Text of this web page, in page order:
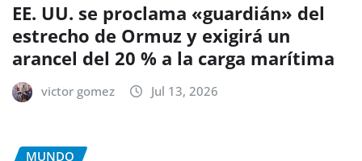
EE. UU. se proclama «guardián» del
estrecho de Ormuz y exigirá un
arancel del 20 % a la carga marítima
victor gomez Jul 13, 2026
MUNDO